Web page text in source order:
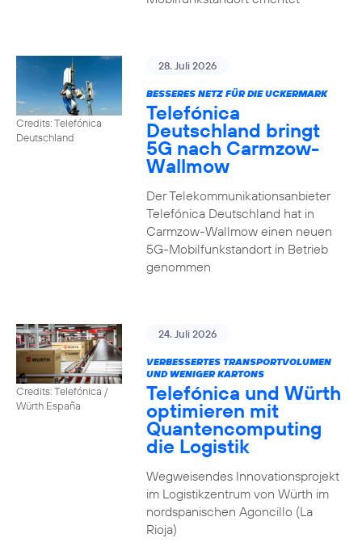
Credits: Telefónica
Deutschland
28. Juli 2026
BESSERES NETZ FÜR DIE UCKERMARK
Telefónica
Deutschland bringt
5G nach Carmzow-
Wallmow
Der Telekommunikationsanbieter
Telefónica Deutschland hat in
Carmzow-Wallmow einen neuen
5G-Mobilfunkstandort in Betrieb
genommen
Credits: Telefónica /
Würth España
24. Juli 2026
VERBESSERTES TRANSPORTVOLUMEN
UND WENIGER KARTONS
Telefónica und Würth
optimieren mit
Quantencomputing
die Logistik
Wegweisendes Innovationsprojekt
im Logistikzentrum von Würth im
nordspanischen Agoncillo (La
Rioja)